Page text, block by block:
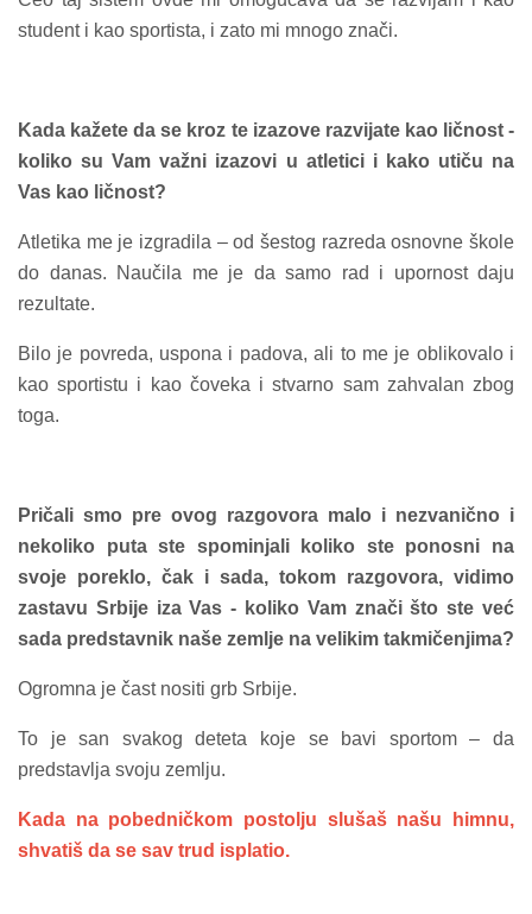
student i kao sportista, i zato mi mnogo znači.
Kada kažete da se kroz te izazove razvijate kao ličnost -
koliko su Vam važni izazovi u atletici i kako utiču na
Vas kao ličnost?
Atletika me je izgradila – od šestog razreda osnovne škole
do danas. Naučila me je da samo rad i upornost daju
rezultate.
Bilo je povreda, uspona i padova, ali to me je oblikovalo i
kao sportistu i kao čoveka i stvarno sam zahvalan zbog
toga.
Pričali smo pre ovog razgovora malo i nezvanično i
nekoliko puta ste spominjali koliko ste ponosni na
svoje poreklo, čak i sada, tokom razgovora, vidimo
zastavu Srbije iza Vas - koliko Vam znači što ste već
sada predstavnik naše zemlje na velikim takmičenjima?
Ogromna je čast nositi grb Srbije.
To je san svakog deteta koje se bavi sportom – da
predstavlja svoju zemlju.
Kada na pobedničkom postolju slušaš našu himnu,
shvatiš da se sav trud isplatio.